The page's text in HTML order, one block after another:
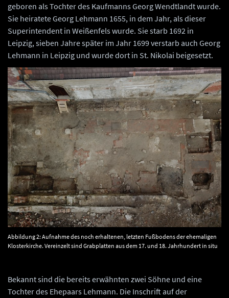
geboren als Tochter des Kaufmanns Georg Wendtlandt wurde.
Sie heiratete Georg Lehmann 1655, in dem Jahr, als dieser
Superintendent in Weißenfels wurde. Sie starb 1692 in
Leipzig, sieben Jahre später im Jahr 1699 verstarb auch Georg
Lehmann in Leipzig und wurde dort in St. Nikolai beigesetzt.
Abbildung 2: Aufnahme des noch erhaltenen, letzten Fußbodens der ehemaligen
Klosterkirche. Vereinzelt sind Grabplatten aus dem 17. und 18. Jahrhundert in situ
Bekannt sind die bereits erwähnten zwei Söhne und eine
Tochter des Ehepaars Lehmann. Die Inschrift auf der